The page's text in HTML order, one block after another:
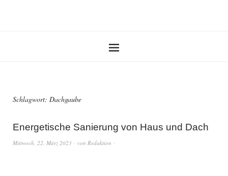
Schlagwort: Dachgaube
Energetische Sanierung von Haus und Dach
Mittwoch, 22. März 2023 von Redaktion